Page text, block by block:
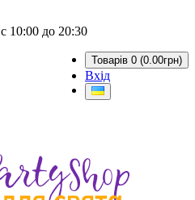
с 10:00 до 20:30
Товарів 0 (0.00грн)
Вхід